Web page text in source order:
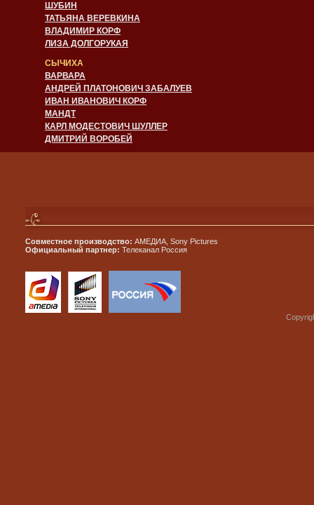
ШУБИН
ТАТЬЯНА ВЕРЕВКИНА
ВЛАДИМИР КОРФ
ЛИЗА ДОЛГОРУКАЯ
СЫЧИХА
ВАРВАРА
АНДРЕЙ ПЛАТОНОВИЧ ЗАБАЛУЕВ
ИВАН ИВАНОВИЧ КОРФ
МАНДТ
КАРЛ МОДЕСТОВИЧ ШУЛЛЕР
ДМИТРИЙ ВОРОБЕЙ
Совместное производство: АМЕДИА, Sony Pictures
Официальный партнер: Телеканал Россия